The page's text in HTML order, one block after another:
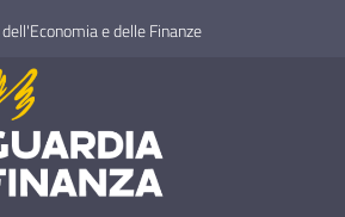
e delle Finanze
di Finanza